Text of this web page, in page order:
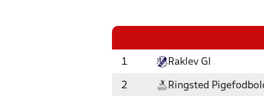
1 Raklev GI
2 Ringsted